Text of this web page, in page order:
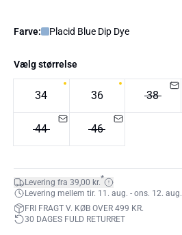
Farve: Placid Blue Dip Dye
Vælg størrelse
34 36 38
44 46
Levering fra 39,00 kr.*
Levering mellem tir. 11. aug. - ons. 12. aug.
FRI FRAGT V. KØB OVER 499 KR.
30 DAGES FULD RETURRET